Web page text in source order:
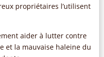
propriétaires l’utilisent
aider à lutter contre
et la mauvaise haleine du